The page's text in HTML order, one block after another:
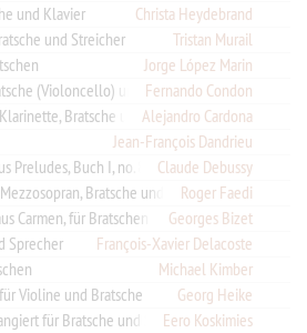
und Klavier
Christa Heydebrand
und Streicher
Tristan Murail
Jorge López Marin
(Violoncello) und GitarreFernando Condon
Bratsche und KlavierAlejandro Cardona
Jean-François Dandrieu
La Fille aux Cheveux de Lin, aus Preludes, Buch I, no. 8; arrangiert für Bratschenquartett
Claude Debussy
Bratsche und KlavierRoger Faedi
Carmen, für Bratschen QuartettGeorges Bizet
Sprecher
François-Xavier Delacoste
Michael Kimber
Violine und Bratsche
Georg Heike
für Bratsche und StreicherEero Koskimies